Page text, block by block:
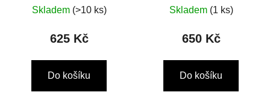
hodnocení
produktu
z
Skladem (>10 ks)
625 Kč
Do košíku
Skladem (1 ks)
650 Kč
Do košíku